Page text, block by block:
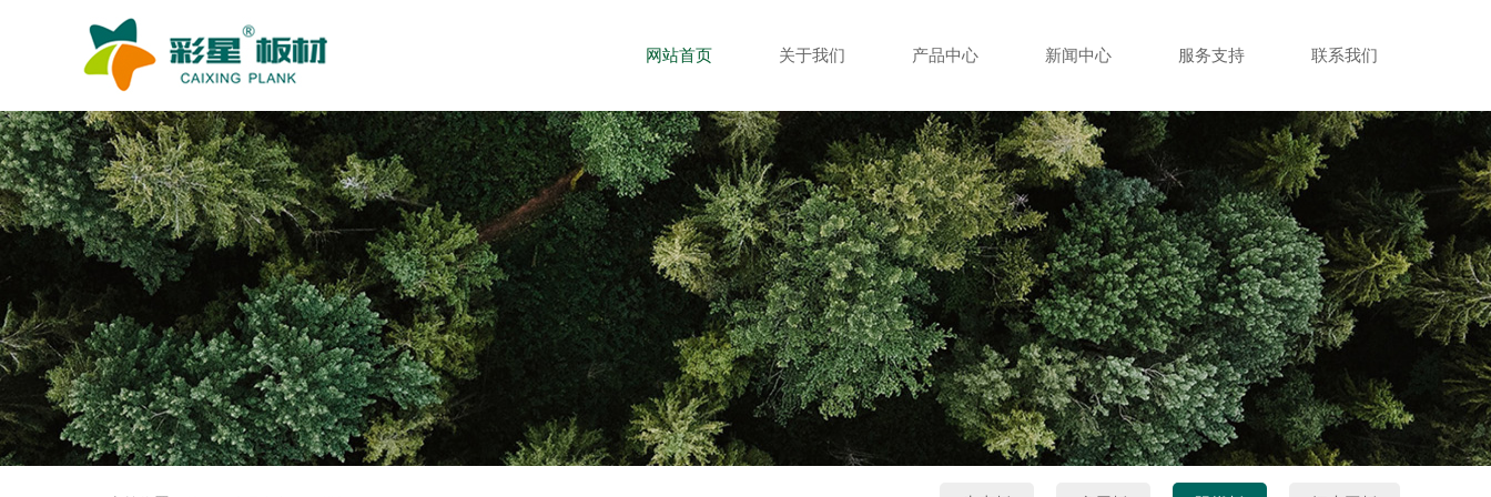
网站首页 关于我们 产品中心 新闻中心 服务支持 联系我们